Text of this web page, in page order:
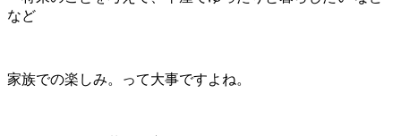
など
家族での楽しみ。って大事ですよね。